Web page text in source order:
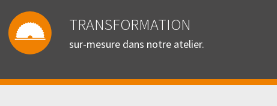
TRANSFORMATION
sur-mesure dans notre atelier.